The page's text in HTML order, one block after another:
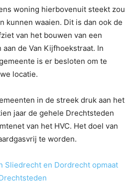
woning hierbovenuit steekt zou
kunnen waaien. Dit is dan ook de
van het bouwen van een
de Van Kijfhoekstraat. In
is er besloten om te
locatie.
in de streek druk aan het
jaar de gehele Drechtsteden
van het HVC. Het doel van
te worden.
Sliedrecht en Dordrecht opmaat